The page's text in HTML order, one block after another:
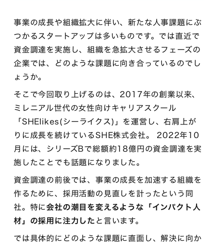
事業の成長や組織拡大に伴い、新たな人事課題にぶ
つかるスタートアップは多いものです。では直近で
資金調達を実施し、組織を急拡大させるフェーズの
企業では、どのような課題に向き合っているのでし
ょうか。
そこで今回取り上げるのは、2017年の創業以来、
ミレニアル世代の女性向けキャリアスクール
「SHElikes(シーライクス)」を運営し、右肩上が
りに成長を続けているSHE株式会社。 2022年10
月には、シリーズBで総額約18億円の資金調達を実
施したことでも話題になりました。
資金調達の前後では、事業の成長を加速する組織を
作るために、採用活動の見直しを計ったという同
社。特に会社の潮目を変えるような「インパクト人
材」の採用に注力したと言います。
では具体的にどのような課題に直面し、解決に向か